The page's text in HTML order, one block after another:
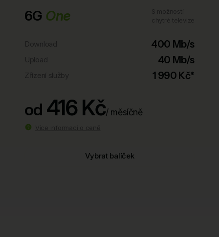
6G One
400 Mb/s
40 Mb/s
1 990 Kč*
od 416 Kč/ měsíčně
Vybrat balíček